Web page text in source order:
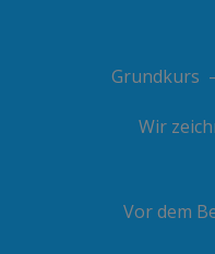
Grundkurs
Wir
Vor dem